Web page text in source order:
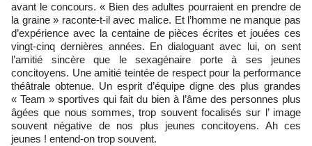
avant le concours. « Bien des adultes pourraient en prendre de
la graine » raconte-t-il avec malice. Et l’homme ne manque pas
d’expérience avec la centaine de pièces écrites et jouées ces
vingt-cinq dernières années. En dialoguant avec lui, on sent
l’amitié sincère que le sexagénaire porte à ses jeunes
concitoyens. Une amitié teintée de respect pour la performance
théâtrale obtenue. Un esprit d’équipe digne des plus grandes
« Team » sportives qui fait du bien à l’âme des personnes plus
âgées que nous sommes, trop souvent focalisés sur l’ image
souvent négative de nos plus jeunes concitoyens. Ah ces
jeunes ! entend-on trop souvent.